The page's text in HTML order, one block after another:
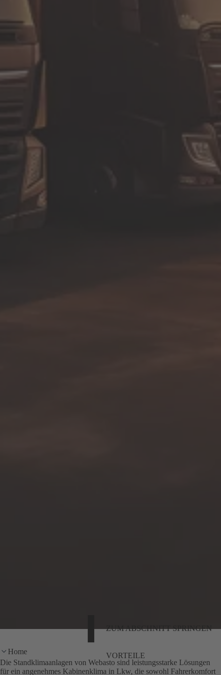
ZUM ABSCHNITT SPRINGEN
VORTEILE
Home
Die Standklimaanlagen von Webasto sind leistungsstarke Lösungen
für ein angenehmes Kabinenklima in Lkw, die sowohl Fahrerkomfort